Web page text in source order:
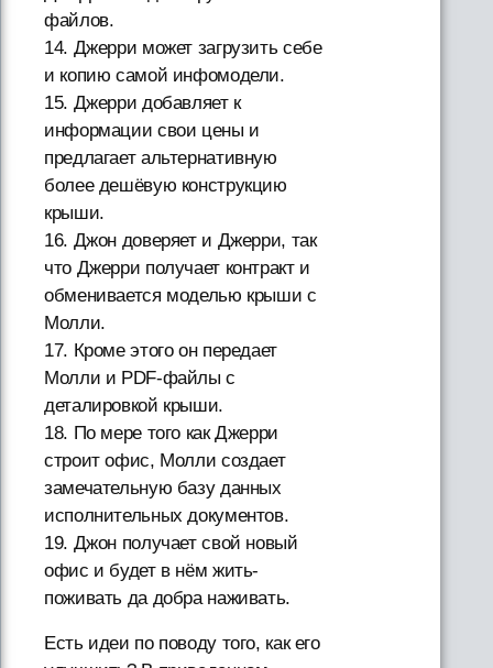
файлов.
14. Джерри может загрузить себе
и копию самой инфомодели.
15. Джерри добавляет к
информации свои цены и
предлагает альтернативную
более дешёвую конструкцию
крыши.
16. Джон доверяет и Джерри, так
что Джерри получает контракт и
обменивается моделью крыши с
Молли.
17. Кроме этого он передает
Молли и PDF-файлы с
деталировкой крыши.
18. По мере того как Джерри
строит офис, Молли создает
замечательную базу данных
исполнительных документов.
19. Джон получает свой новый
офис и будет в нём жить-
поживать да добра наживать.
Есть идеи по поводу того, как его